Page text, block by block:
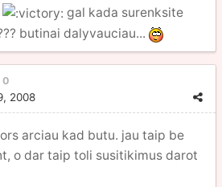
gal kada surenksite
butinai dalyvauciau...
0
2008
arciau kad butu. jau taip be
o dar taip toli susitikimus darot